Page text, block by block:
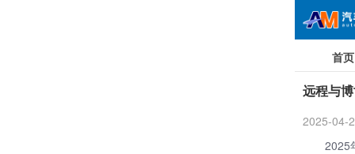
首页
远程与
2025-04-
2025